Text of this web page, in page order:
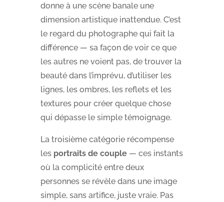
donne à une scène banale une
dimension artistique inattendue. C’est
le regard du photographe qui fait la
différence — sa façon de voir ce que
les autres ne voient pas, de trouver la
beauté dans l’imprévu, d’utiliser les
lignes, les ombres, les reflets et les
textures pour créer quelque chose
qui dépasse le simple témoignage.
La troisième catégorie récompense
les portraits de couple— ces instants
où la complicité entre deux
personnes se révèle dans une image
simple, sans artifice, juste vraie. Pas